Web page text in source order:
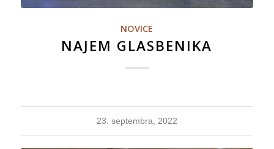
NOVICE
NAJEM GLASBENIKA
23. septembra, 2022